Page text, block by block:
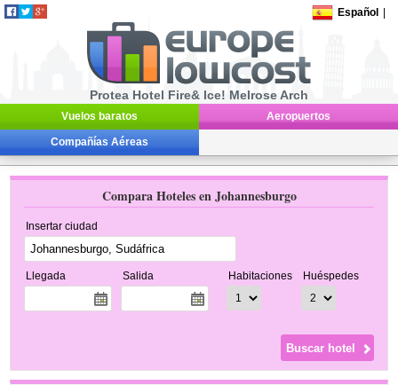
Español
Protea Hotel Fire& Ice! Melrose Arch
Vuelos baratos Aeropuertos
Compañías Aéreas
Compara Hoteles en Johannesburgo
Insertar ciudad
Llegada Salida Habitaciones Huéspedes